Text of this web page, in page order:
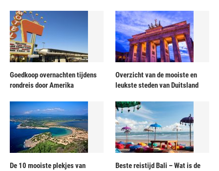
Goedkoop overnachten tijdens
rondreis door Amerika
Overzicht van de mooiste en
leukste steden van Duitsland
De 10 mooiste plekjes van
Beste reistijd Bali – Wat is de